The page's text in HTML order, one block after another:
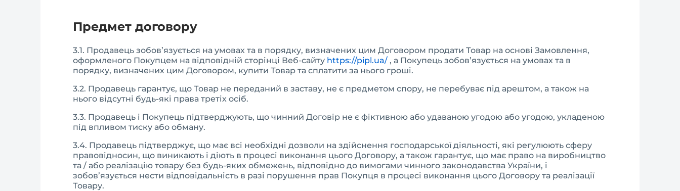
Предмет договору
3.1. Продавець зобов’язується на умовах та в порядку, визначених цим Договором продати Товар на основі Замовлення,
оформленого Покупцем на відповідній сторінці Веб-сайту https://pipl.ua/ , а Покупець зобов’язується на умовах та в
порядку, визначених цим Договором, купити Товар та сплатити за нього гроші.
3.2. Продавець гарантує, що Товар не переданий в заставу, не є предметом спору, не перебуває під арештом, а також на
нього відсутні будь-які права третіх осіб.
3.3. Продавець і Покупець підтверджують, що чинний Договір не є фіктивною або удаваною угодою або угодою, укладеною
під впливом тиску або обману.
3.4. Продавець підтверджує, що має всі необхідні дозволи на здійснення господарської діяльності, які регулюють сферу
правовідносин, що виникають і діють в процесі виконання цього Договору, а також гарантує, що має право на виробництво
та / або реалізацію товару без будь-яких обмежень, відповідно до вимогами чинного законодавства України, і
зобов’язується нести відповідальність в разі порушення прав Покупця в процесі виконання цього Договору та реалізації
Товару.